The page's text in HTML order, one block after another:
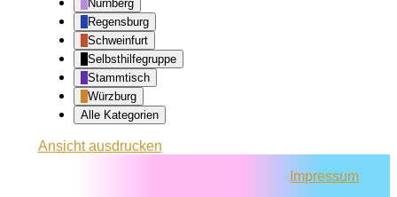
Nürnberg
Regensburg
Schweinfurt
Selbsthilfegruppe
Stammtisch
Würzburg
Alle Kategorien
Ansichtausdrucken
Impressum